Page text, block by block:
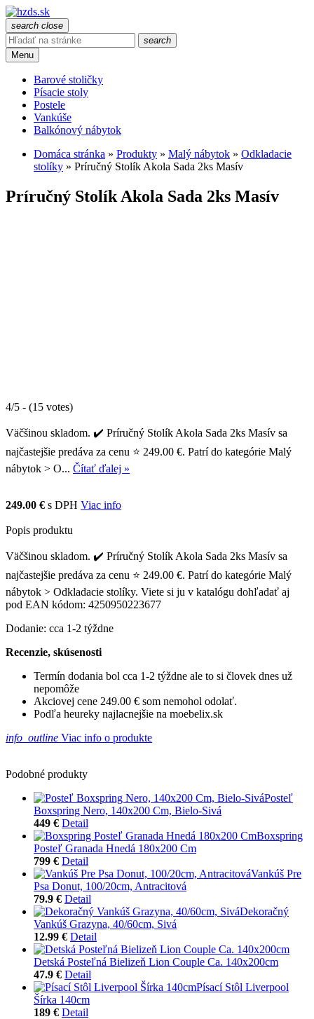
search close
search
Menu
Barové stoličky
Písacie stoly
Postele
Vankúše
Balkónový nábytok
Domáca stránka » Produkty » Malý nábytok » Odkladacie
stolíky » Príručný Stolík Akola Sada 2ks Masív
Príručný Stolík Akola Sada 2ks Masív
4/5 - (15 votes)
Väčšinou skladom. ✔️ Príručný Stolík Akola Sada 2ks Masív sa
najčastejšie predáva za cenu ⭐ 249.00 €. Patrí do kategórie Malý
nábytok > O... Čítať ďalej »
249.00 € s DPH Viac info
Popis produktu
Väčšinou skladom. ✔️ Príručný Stolík Akola Sada 2ks Masív sa
najčastejšie predáva za cenu ⭐ 249.00 €. Patrí do kategórie Malý
nábytok > Odkladacie stolíky. Viete si ju v katalógu dohľadať aj
pod EAN kódom: 4250950223677
Dodanie: cca 1-2 týždne
Recenzie, skúsenosti
Termín dodania bol cca 1-2 týždne ale to si človek dnes už
nepomôže
Akciovej cene 249.00 € som nemohol odolať.
Podľa heureky najlacnejšie na moebelix.sk
info_outline Viac info o produkte
Podobné produkty
Posteľ
Boxspring Nero, 140x200 Cm, Bielo-Sivá
449 € Detail
Boxspring
Posteľ Granada Hnedá 180x200 Cm
799 € Detail
Vankúš Pre
Psa Donut, 100/20cm, Antracitová
79.9 € Detail
Dekoračný
Vankúš Grazyna, 40/60cm, Sivá
12.99 € Detail
Detská Posteľná Bielizeň Lion Couple Ca. 140x200cm
47.9 € Detail
Písací Stôl Liverpool
Šírka 140cm
189 € Detail